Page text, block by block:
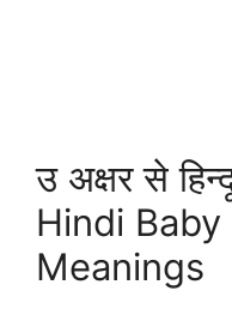
उ अक्षर से
Hindi
Meanings